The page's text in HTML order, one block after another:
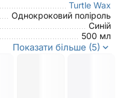
Turtle Wax
Однокроковий поліроль
Синій
500 мл
Показати більше (5)